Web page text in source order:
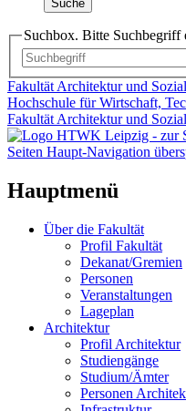
Suche
Suchbox. Bitte Suchbegriff
Fakultät Architektur und
Hochschule für Wirtschaft,
Fakultät Architektur und
Seiten Haupt-Navigation
Hauptmenü
Über die Fakultät
Profil Fakultät
Dekanat/Gremien
Personen
Veranstaltungen
Lageplan
Architektur
Profil Architektur
Studiengänge
Studium/Ämter
Personen